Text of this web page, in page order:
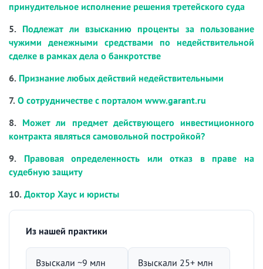
принудительное исполнение решения третейского суда
5. Подлежат ли взысканию проценты за пользование
чужими денежными средствами по недействительной
сделке в рамках дела о банкротстве
6. Признание любых действий недействительными
7. О сотрудничестве с порталом www.garant.ru
8. Может ли предмет действующего инвестиционного
контракта являться самовольной постройкой?
9. Правовая определенность или отказ в праве на
судебную защиту
10. Доктор Хаус и юристы
Из нашей практики
Взыскали ~9 млн
Взыскали 25+ млн